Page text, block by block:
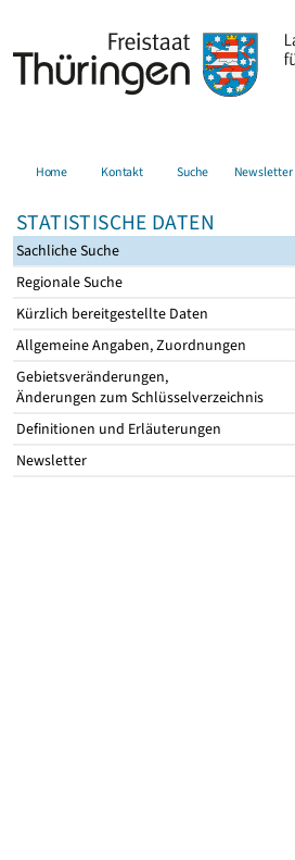
Home Kontakt Suche Newsletter
STATISTISCHE DATEN
Sachliche Suche
Regionale Suche
Kürzlich bereitgestellte Daten
Allgemeine Angaben, Zuordnungen
Gebietsveränderungen,
Änderungen zum Schlüsselverzeichnis
Definitionen und Erläuterungen
Newsletter